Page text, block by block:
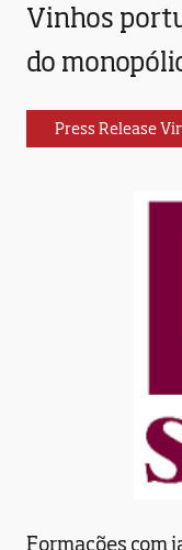
Vinhos
do
Press Release
Formações com